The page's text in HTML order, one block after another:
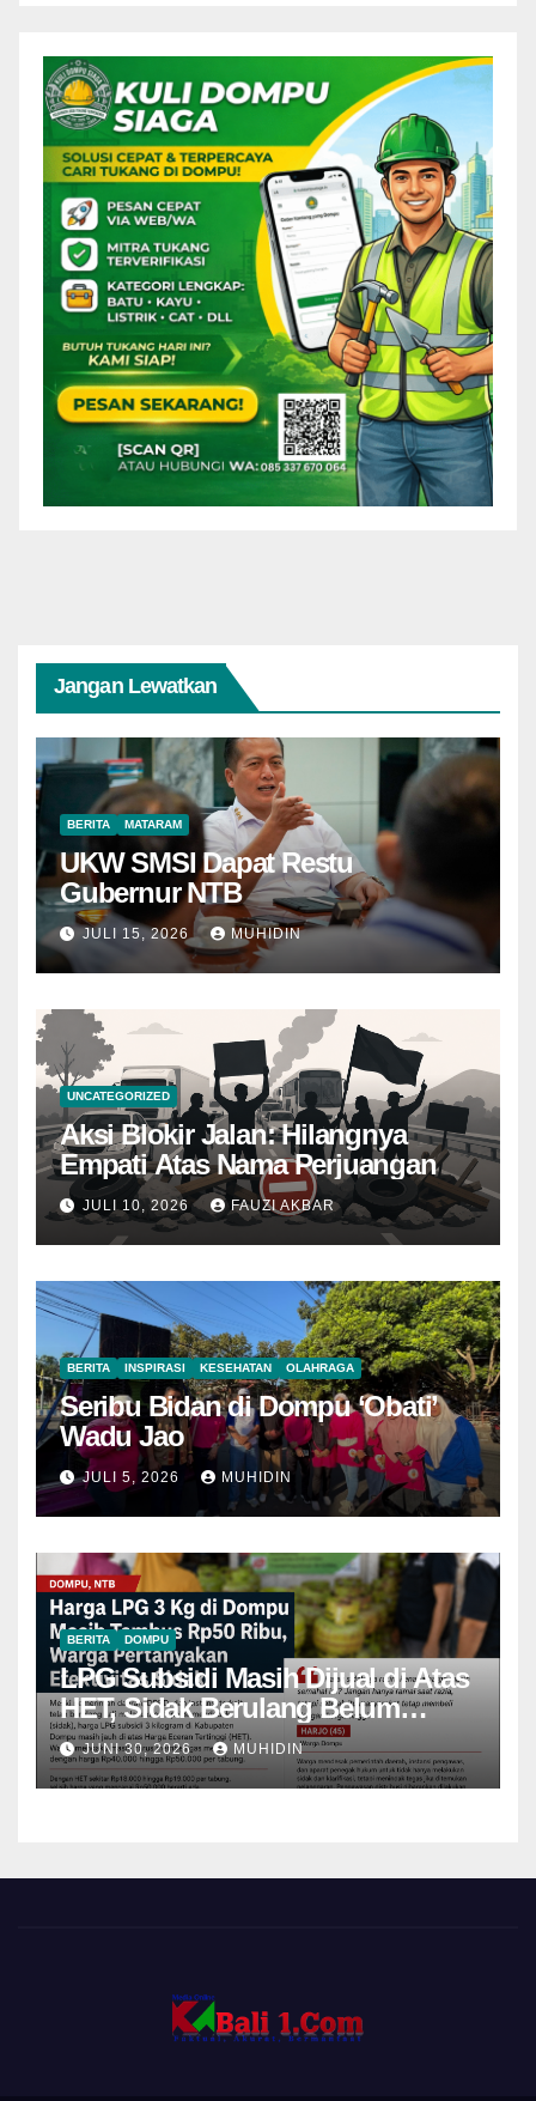
Jangan Lewatkan
BERITA MATARAM
UKW SMSI Dapat Restu
Gubernur NTB
JULI 15, 2026 MUHIDIN
UNCATEGORIZED
Aksi Blokir Jalan: Hilangnya
Empati Atas Nama Perjuangan
JULI 10, 2026 FAUZI AKBAR
BERITA INSPIRASI KESEHATAN OLAHRAGA
Seribu Bidan di Dompu ‘Obati’
Wadu Jao
JULI 5, 2026 MUHIDIN
BERITA DOMPU
LPG Subsidi Masih Dijual di Atas
HET, Sidak Berulang Belum
Mampu Menekan Harga
JUNI 30, 2026 MUHIDIN